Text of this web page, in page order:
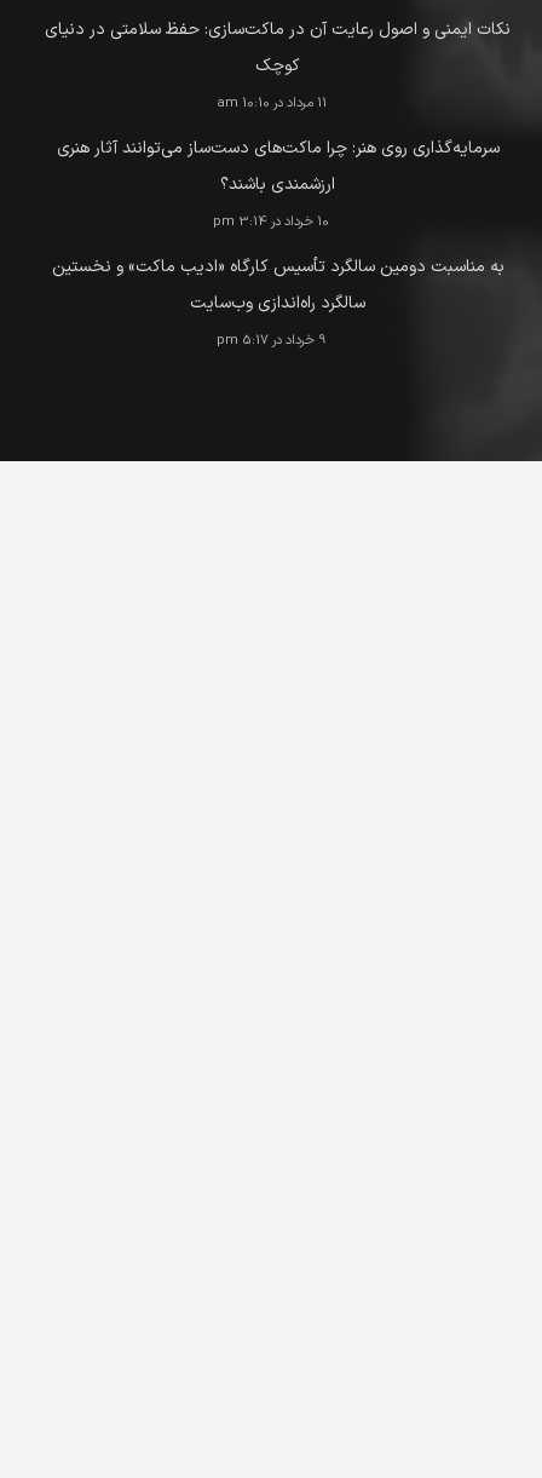
نکات ایمنی و اصول رعایت آن در ماکت‌سازی: حفظ سلامتی در دنیای
کوچک
11 مرداد در 10:10 am
سرمایه‌گذاری روی هنر: چرا ماکت‌های دست‌ساز می‌توانند آثار هنری
ارزشمندی باشند؟
10 خرداد در 3:14 pm
به مناسبت دومین سالگرد تأسیس کارگاه «ادیب ماکت» و نخستین
سالگرد راه‌اندازی وب‌سایت
9 خرداد در 5:17 pm